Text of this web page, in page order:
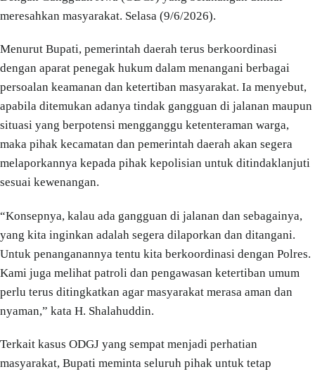
meresahkan masyarakat. Selasa (9/6/2026).
Menurut Bupati, pemerintah daerah terus berkoordinasi
dengan aparat penegak hukum dalam menangani berbagai
persoalan keamanan dan ketertiban masyarakat. Ia menyebut,
apabila ditemukan adanya tindak gangguan di jalanan maupun
situasi yang berpotensi mengganggu ketenteraman warga,
maka pihak kecamatan dan pemerintah daerah akan segera
melaporkannya kepada pihak kepolisian untuk ditindaklanjuti
sesuai kewenangan.
“Konsepnya, kalau ada gangguan di jalanan dan sebagainya,
yang kita inginkan adalah segera dilaporkan dan ditangani.
Untuk penanganannya tentu kita berkoordinasi dengan Polres.
Kami juga melihat patroli dan pengawasan ketertiban umum
perlu terus ditingkatkan agar masyarakat merasa aman dan
nyaman,” kata H. Shalahuddin.
Terkait kasus ODGJ yang sempat menjadi perhatian
masyarakat, Bupati meminta seluruh pihak untuk tetap